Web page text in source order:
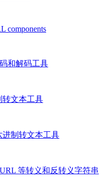
components
和解码工具
转文本工具
进制转文本工具
等转义和反转义字符串